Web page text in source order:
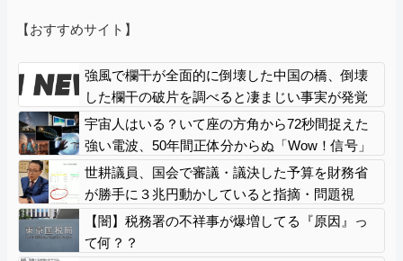
【おすすめサイト】
強風で欄干が全面的に倒壊した中国の橋、倒壊
した欄干の破片を調べると凄まじい事実が発覚
して……
宇宙人はいる？いて座の方角から72秒間捉えた
強い電波、50年間正体分からぬ「Wow！信号」
世耕議員、国会で審議・議決した予算を財務省
が勝手に３兆円動かしていると指摘・問題視
【闇】税務署の不祥事が爆増してる『原因』っ
て何？？